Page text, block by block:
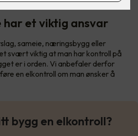
et viktig ansvar
sameie, næringsbygg eller
svært viktig at man har kontroll på
er i orden. Vi anbefaler derfor
en elkontroll om man ønsker å
bygg en elkontroll?